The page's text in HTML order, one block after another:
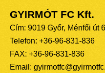
GYIRMÓT FC Kft.
Cím: 9019 Győr, Ménfői út
Telefon: +36-96-831-836
FAX: +36-96-831-836
Email: